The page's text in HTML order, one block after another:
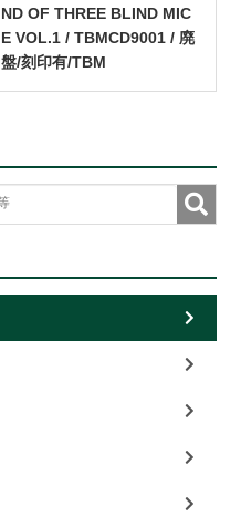
ND OF THREE BLIND MIC
E VOL.1 / TBMCD9001 / 廃
盤/刻印有/TBM